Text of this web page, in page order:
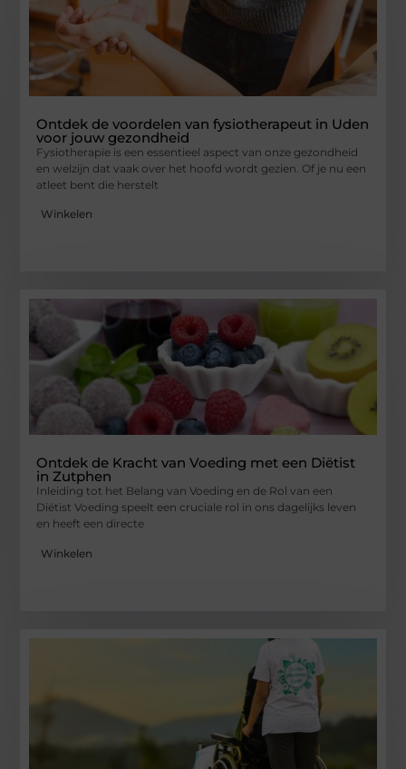
Ontdek de voordelen van fysiotherapeut in Uden
voor jouw gezondheid
Fysiotherapie is een essentieel aspect van onze gezondheid
en welzijn dat vaak over het hoofd wordt gezien. Of je nu een
atleet bent die herstelt
Winkelen
Ontdek de Kracht van Voeding met een Diëtist
in Zutphen
Inleiding tot het Belang van Voeding en de Rol van een
Diëtist Voeding speelt een cruciale rol in ons dagelijks leven
en heeft een directe
Winkelen